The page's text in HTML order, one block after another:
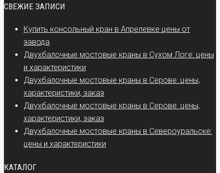
СВЕЖИЕ ЗАПИСИ
Купить консольный кран в Апрелевке цены от
завода
Двухбалочные мостовые краны в Сухом Логе: цены
и характеристики
Двухбалочные мостовые краны в Серове: цены,
характеристики, заказ
Двухбалочные мостовые краны в Серове: цены,
характеристики, заказ
Двухбалочные мостовые краны в Североуральске:
цены и характеристики
КАТАЛОГ